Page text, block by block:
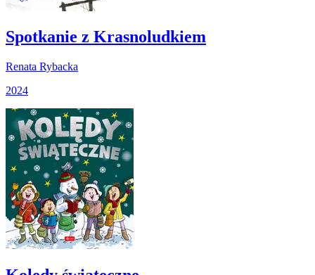
Spotkanie z Krasnoludkiem
Renata Rybacka
2024